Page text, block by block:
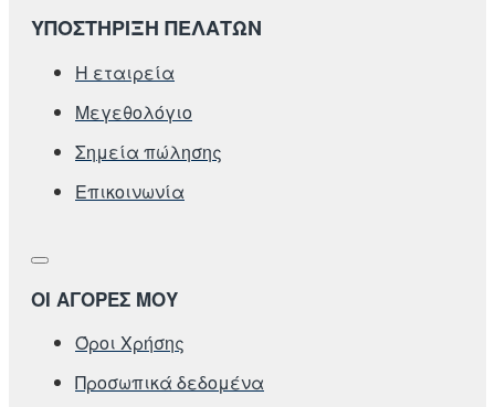
ΥΠΟΣΤΗΡΙΞΗ ΠΕΛΑΤΩΝ
Η εταιρεία
Μεγεθολόγιο
Σημεία πώλησης
Επικοινωνία
ΟΙ ΑΓΟΡΕΣ ΜΟΥ
Όροι Χρήσης
Προσωπικά δεδομένα